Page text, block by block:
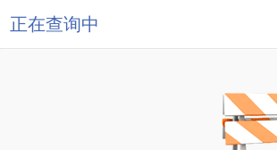
正在查询中